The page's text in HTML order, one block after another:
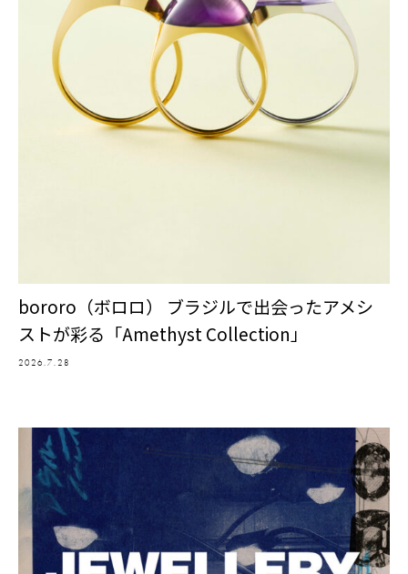
bororo（ボロロ） ブラジルで出会ったアメシ
ストが彩る「Amethyst Collection」
2026.7.28